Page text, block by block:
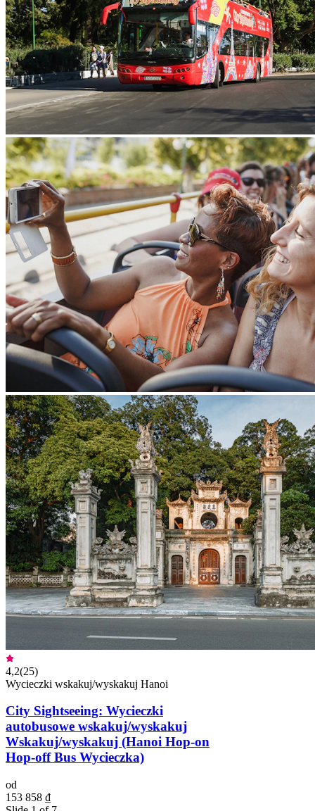
4,2(25)
Wycieczki wskakuj/wyskakuj Hanoi
City Sightseeing: Wycieczki
autobusowe wskakuj/wyskakuj
Wskakuj/wyskakuj (Hanoi Hop-on
Hop-off Bus Wycieczka)
od
153 858 ₫